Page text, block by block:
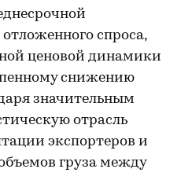
спроса,
ценовой динамики
снижению
значительным
отрасль
экспортеров и
груза между